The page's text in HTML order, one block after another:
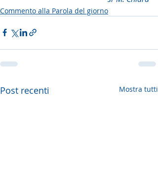
Commento alla Parola del giorno
Post recenti Mostra tutti